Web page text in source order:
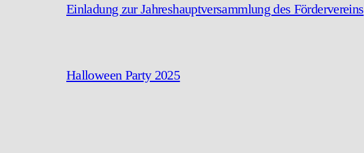
Einladung zur Jahreshauptversammlung des Fördervereins
Halloween Party 2025